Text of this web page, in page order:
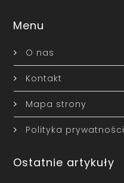
Menu
O nas
Kontakt
Mapa strony
Polityka prywatności
Ostatnie artykuły